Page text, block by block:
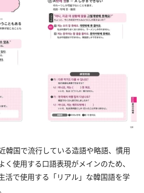
韓国で流行している造語や略語、慣用
く使用する口語表現がメインのため、
活で使用する「リアル」な韓国語を学